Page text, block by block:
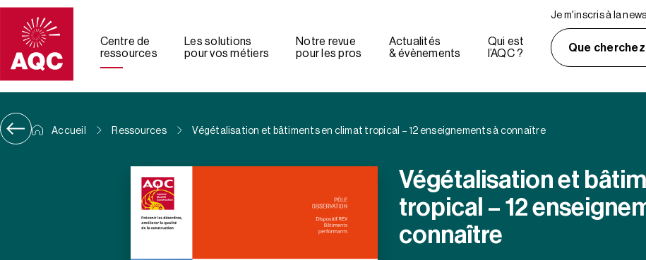
Panneau de gestion des cookies
Centre de
ressources
Les solutions
pour vos métiers
Notre revue
pour les pros
Actualités
& évènements
Qui est
l’AQC ?
Je m'inscris à la
Que
Accueil Ressources Végétalisation et bâtiments en climat tropical – 12 enseignements à connaître
Végétalisation et
tropical – 12
connaître